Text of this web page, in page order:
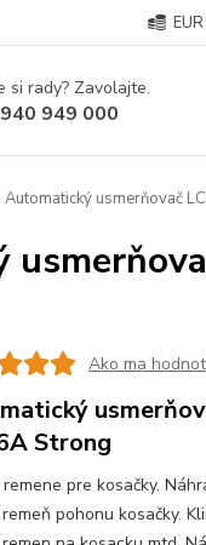
si rady? Zavolajte.
949 000
usmerňovač
Ako ma
Strong
pre kosačky.
pohonu kosačky.